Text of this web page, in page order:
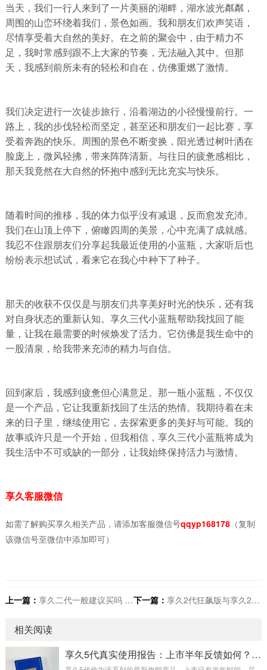
当天，我们一行人来到了一片美丽的湖畔，湖水波光粼粼，
周围的山峦环绕着我们，景色如画。我和朋友们欢声笑语，
尽情享受着大自然的美好。在之前的聚会中，由于精力不
足，我时常感到跟不上大家的节奏，无法融入其中。但那
天，我感到前所未有的轻松和自在，仿佛重燃了激情。
我们决定进行一次徒步旅行，沿着湖边的小径慢慢前行。一
路上，我的步伐轻松而坚定，甚至还和朋友们一起比赛，享
受着奔跑的快乐。周围的景色不断变换，阳光透过树叶洒在
脸庞上，微风轻拂，带来阵阵清新。与往日的疲惫感相比，
那天我竟然在大自然的怀抱中感到无比充实与快乐。
随着时间的推移，我的体力似乎没有减退，反而愈发充沛。
我们在山顶上停下，俯瞰四周的美景，心中充满了成就感。
我忍不住跟朋友们分享起我最近使用的小蓝瓶，大家听后也
纷纷表示想试试，看来它在我心中种下了种子。
那天的收获不仅仅是与朋友们共享美好时光的快乐，还有我
对自身状态的重新认知。享久三代小蓝瓶帮助我找回了能
量，让我在最需要的时候焕发了活力。它仿佛是我生命中的
一股清泉，给我带来充沛的精力与自信。
回到家后，我感到疲惫但心满意足。那一瓶小蓝瓶，不仅仅
是一个产品，它让我重新找回了生活的热情。我期待着在未
来的日子里，继续使用它，去探索更多的美好与可能。我的
故事或许只是一个开始，但我相信，享久三代小蓝瓶将成为
我生活中不可或缺的一部分，让我始终保持活力与激情。
享久客服微信
如需了解购买享久相关产品，请添加客服微信号qqyp168178（复制
该微信号至微信中添加即可）
上一篇： 享久二代一般建议买吗 效果怎么样 下一篇： 享久2代狂飙版与享久2代加强版有什么区别
相关阅读
享久5代真实使用报告：上市半年反馈如何？数据、成分与用户口碑全解析